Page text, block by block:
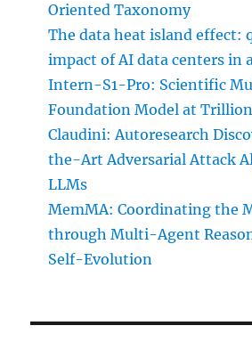
Oriented Taxonomy
The data heat island effect:
impact of AI data centers in
Intern-S1-Pro: Scientific
Foundation Model at Trillion
Claudini: Autoresearch
the-Art Adversarial Attack
LLMs
MemMA: Coordinating the
through Multi-Agent
Self-Evolution